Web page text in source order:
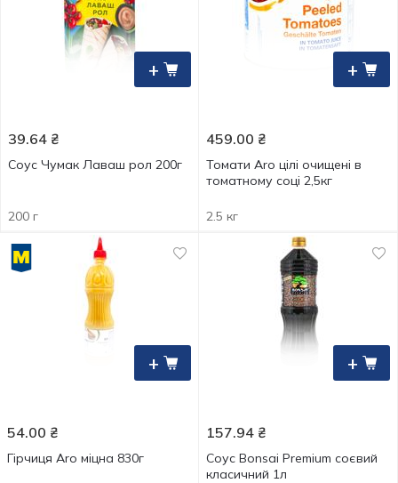
+
39.64 ₴
Соус Чумак Лаваш рол 200г
200 г
+
459.00 ₴
Томати Aro цілі очищені в
томатному соці 2,5кг
2.5 кг
+
54.00 ₴
Гірчиця Aro міцна 830г
+
157.94 ₴
Соус Bonsai Premium соєвий
класичний 1л